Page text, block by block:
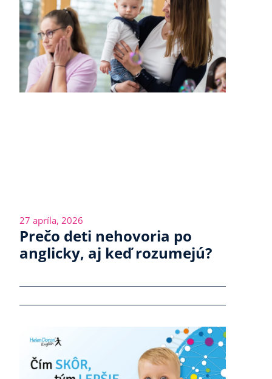
27 apríla, 2026
Prečo deti nehovoria po
anglicky, aj keď rozumejú?